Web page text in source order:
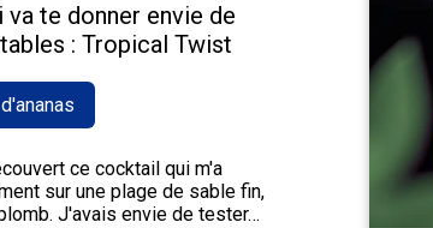
te donner envie de
: Tropical Twist
ce cocktail qui m'a
sur une plage de sable fin,
J'avais envie de tester…